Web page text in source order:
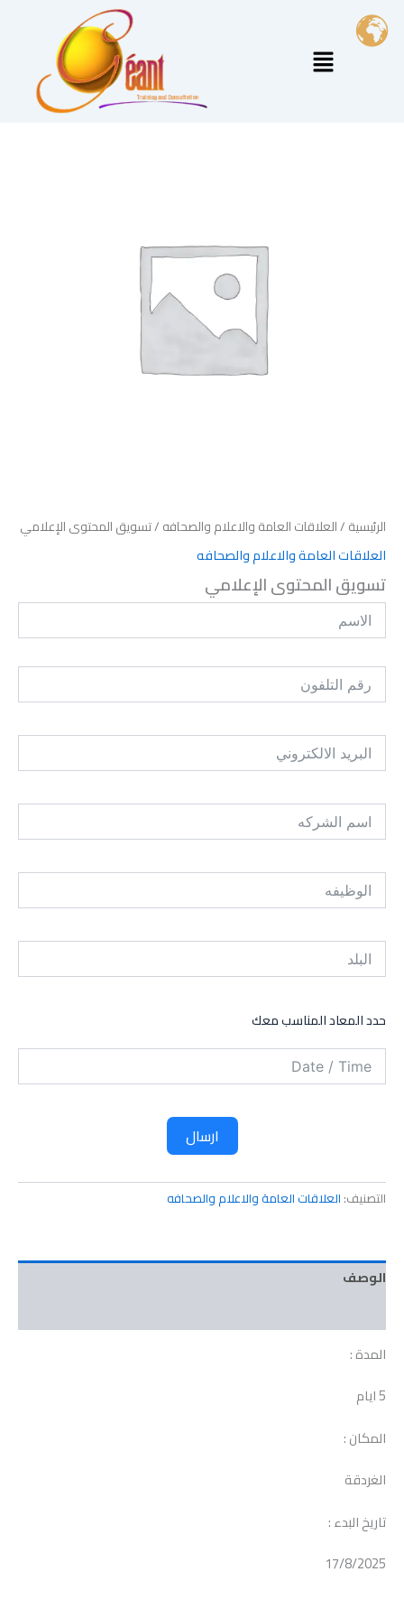
تخطي
المحتوى
القائمة
الرئيسية /العلاقات العامة والاعلام والصحافه / تسويق المحتوى الإعلامي
العلاقات العامة والاعلام والصحافه
تسويق المحتوى الإعلامي
حدد المعاد المناسب معك
ارسال
التصنيف: العلاقات العامة والاعلام والصحافه
الوصف
المدة :
5 ايام
المكان :
الغردقة
تاريخ البدء :
17/8/2025